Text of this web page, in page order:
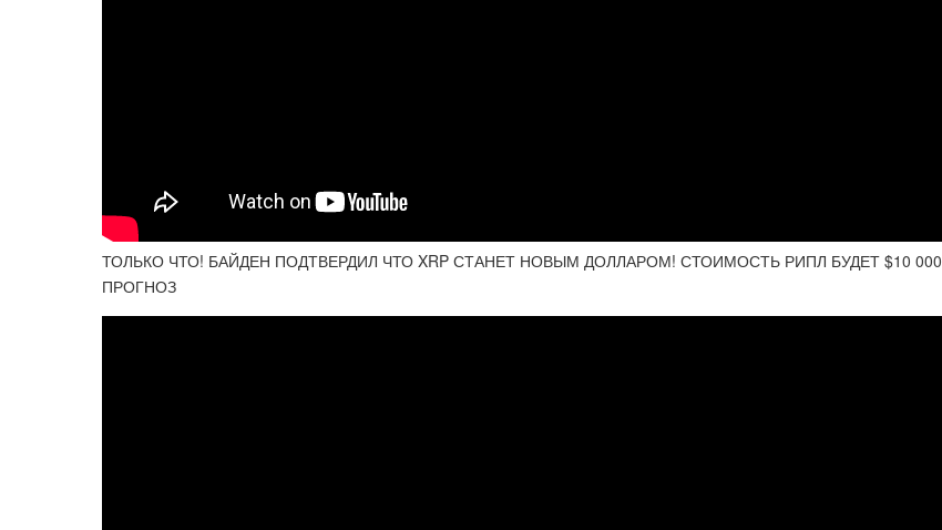
ТОЛЬКО ЧТО! БАЙДЕН ПОДТВЕРДИЛ ЧТО XRP СТАНЕТ НОВЫМ ДОЛЛАРОМ! СТОИМОСТЬ РИПЛ БУДЕТ $10 000
ПРОГНОЗ